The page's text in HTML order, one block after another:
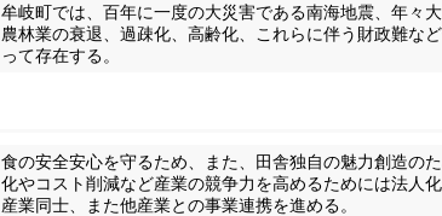
牟岐町では、百年に一度の大災害である南海地震、年々
農林業の衰退、過疎化、高齢化、これらに伴う財政難な
って存在する。
食の安全安心を守るため、また、田舎独自の魅力創造の
化やコスト削減など産業の競争力を高めるためには法人
産業同士、また他産業との事業連携を進める。